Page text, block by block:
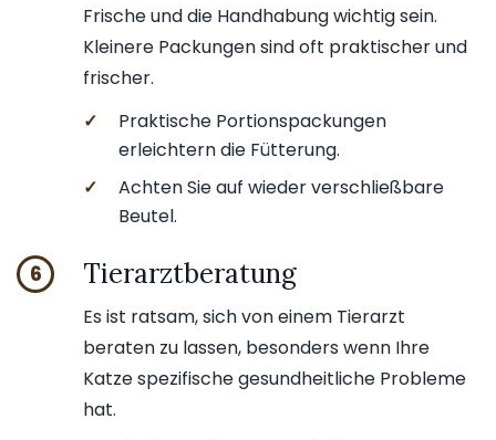
Frische und die Handhabung wichtig sein.
Kleinere Packungen sind oft praktischer und
frischer.
✓
Praktische Portionspackungen
erleichtern die Fütterung.
✓
Achten Sie auf wieder verschließbare
Beutel.
6 Tierarztberatung
Es ist ratsam, sich von einem Tierarzt
beraten zu lassen, besonders wenn Ihre
Katze spezifische gesundheitliche Probleme
hat.